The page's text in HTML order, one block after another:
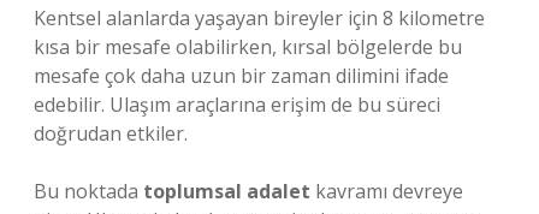
Kentsel alanlarda yaşayan bireyler için 8 kilometre
kısa bir mesafe olabilirken, kırsal bölgelerde bu
mesafe çok daha uzun bir zaman dilimini ifade
edebilir. Ulaşım araçlarına erişim de bu süreci
doğrudan etkiler.
Bu noktada toplumsal adalet kavramı devreye